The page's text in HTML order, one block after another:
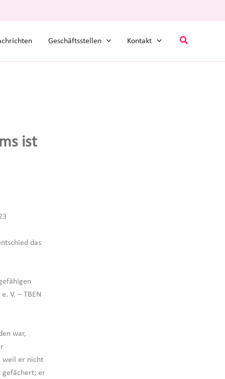
Geschäftsstellen Kontakt Suchen
ist
das
V. – TBEN
war,
weil er nicht
gefächert; er